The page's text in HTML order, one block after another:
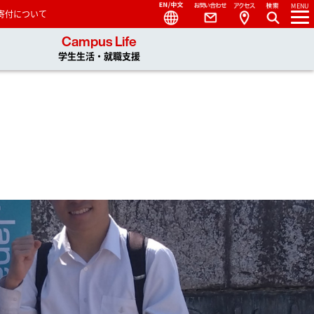
学 You, Unlimited
付について
Campus Life
学生生活・就職支援
MENU
Access
Contact
Language